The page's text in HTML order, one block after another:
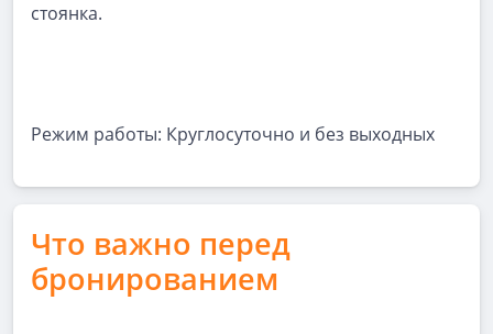
стоянка.
Режим работы: Круглосуточно и без выходных
Что важно перед
бронированием